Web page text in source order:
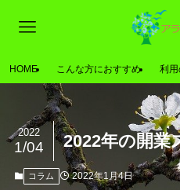
HOME こんな方におすすめ 利
2022年の開業
2022
1/04
コラム 2022年1月4日